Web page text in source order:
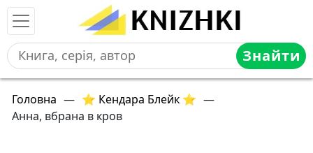
Знайти
Головна — ⭐ Кендара Блейк ⭐ —
Анна, вбрана в кров